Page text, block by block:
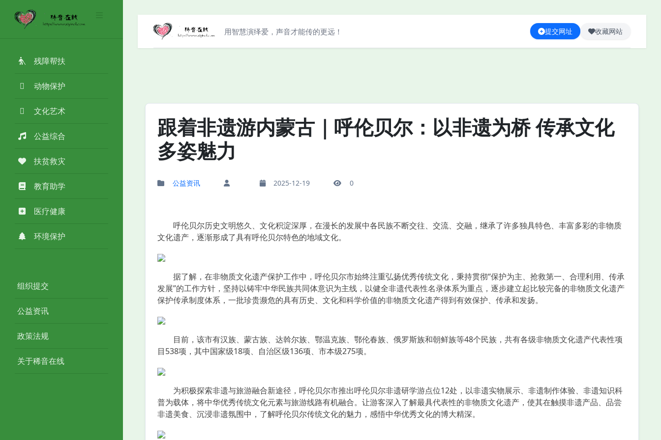
残障帮扶
动物保护
文化艺术
公益综合
扶贫救灾
教育助学
医疗健康
环境保护
组织提交
公益资讯
政策法规
关于稀音在线
用智慧演绎爱，声音才能传的更远！ 提交网址 收藏网站
跟着非遗游内蒙古｜呼伦贝尔：以非遗为桥 传承文化
多姿魅力
公益资讯 2025-12-19 0
呼伦贝尔历史文明悠久、文化积淀深厚，在漫长的发展中各民族不断交往、交流、交融，继承了许多独具特色、丰富多彩的非物质
文化遗产，逐渐形成了具有呼伦贝尔特色的地域文化。
据了解，在非物质文化遗产保护工作中，呼伦贝尔市始终注重弘扬优秀传统文化，秉持贯彻“保护为主、抢救第一、合理利用、传承
发展”的工作方针，坚持以铸牢中华民族共同体意识为主线，以健全非遗代表性名录体系为重点，逐步建立起比较完备的非物质文化遗产
保护传承制度体系，一批珍贵濒危的具有历史、文化和科学价值的非物质文化遗产得到有效保护、传承和发扬。
目前，该市有汉族、蒙古族、达斡尔族、鄂温克族、鄂伦春族、俄罗斯族和朝鲜族等48个民族，共有各级非物质文化遗产代表性项
目538项，其中国家级18项、自治区级136项、市本级275项。
为积极探索非遗与旅游融合新途径，呼伦贝尔市推出呼伦贝尔非遗研学游点位12处，以非遗实物展示、非遗制作体验、非遗知识科
普为载体，将中华优秀传统文化元素与旅游线路有机融合。让游客深入了解最具代表性的非物质文化遗产，使其在触摸非遗产品、品尝
非遗美食、沉浸非遗氛围中，了解呼伦贝尔传统文化的魅力，感悟中华优秀文化的博大精深。